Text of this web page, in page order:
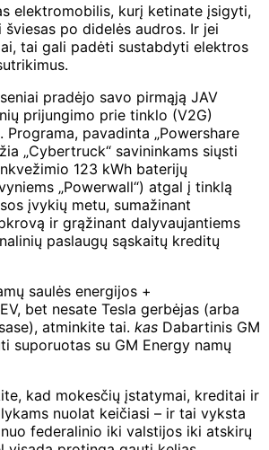
elektromobilis, kurį ketinate įsigyti,
po didelės audros. Ir jei
tai gali padėti sustabdyti elektros
pradėjo savo pirmąją JAV
prijungimo prie tinklo (V2G)
Programa, pavadinta „Powershare
„Cybertruck“ savininkams siųsti
123 kWh baterijų
„Powerwall“) atgal į tinklą
įvykių metu, sumažinant
ir grąžinant dalyvaujantiems
paslaugų sąskaitų kreditų
saulės energijos +
bet nesate Tesla gerbėjas (arba
atminkite tai. kas Dabartinis GM
suporuotas su GM Energy namų
kad mokesčių įstatymai, kreditai ir
nuolat keičiasi – ir tai vyksta
federalinio iki valstijos iki atskirų